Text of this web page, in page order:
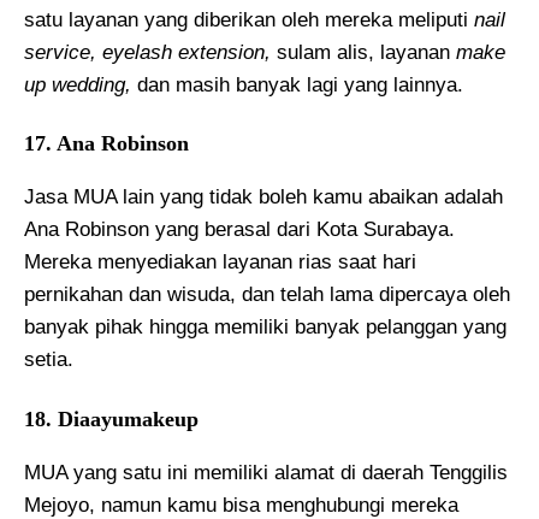
satu layanan yang diberikan oleh mereka meliputi nail
service, eyelash extension, sulam alis, layanan make
up wedding, dan masih banyak lagi yang lainnya.
17. Ana Robinson
Jasa MUA lain yang tidak boleh kamu abaikan adalah
Ana Robinson yang berasal dari Kota Surabaya.
Mereka menyediakan layanan rias saat hari
pernikahan dan wisuda, dan telah lama dipercaya oleh
banyak pihak hingga memiliki banyak pelanggan yang
setia.
18. Diaayumakeup
MUA yang satu ini memiliki alamat di daerah Tenggilis
Mejoyo, namun kamu bisa menghubungi mereka